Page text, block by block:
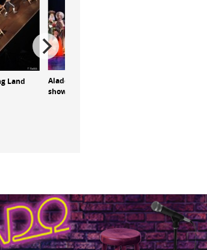
Land
Aladdin circus
show